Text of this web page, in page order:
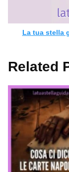
La tua stella
Related